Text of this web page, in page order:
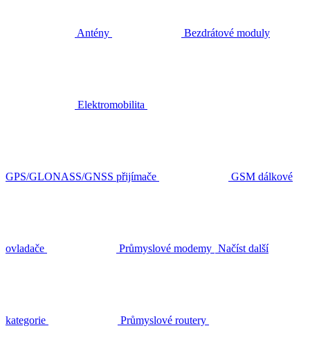
Antény Bezdrátové moduly
Elektromobilita
GPS/GLONASS/GNSS přijímače GSM dálkové
ovladače Průmyslové modemy Načíst další
kategorie Průmyslové routery